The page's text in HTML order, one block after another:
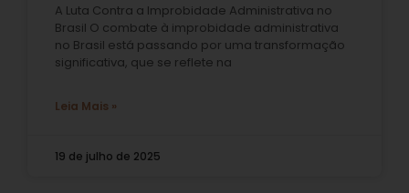
A Luta Contra a Improbidade Administrativa no
Brasil O combate à improbidade administrativa
no Brasil está passando por uma transformação
significativa, que se reflete na
Leia Mais »
19 de julho de 2025